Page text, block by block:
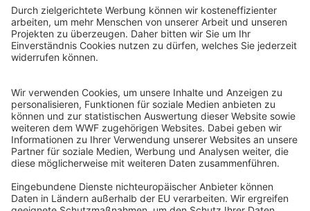
WWF Deutschland
Reinhardtstr. 18
10117 Berlin
Ihre Spende kann steuerlich geltend gemacht werden
Registriert als Stiftung WWF Deutschland, Senatsverwaltung für
Justiz Berlin, Az: 3416/976/2
Umsatzsteuer-Identifikationsnummer: DE 114236103
Freistellungsbescheid: Als gemeinnützige Körperschaft befreit
von der Körperschaftssteuer gem. §5 I 9 KStg. unter der